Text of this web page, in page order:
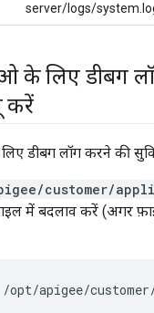
server/logs/
के लिए डीबग
करें
डीबग लॉग करने की
customer/
में बदलाव करें (अगर
apigee/